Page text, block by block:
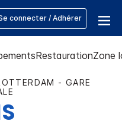
connecter / Adhérer
RestaurationZone
- GARE